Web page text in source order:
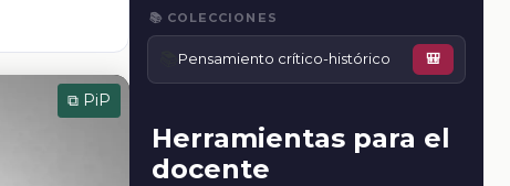
⧉ PiP
📚 COLECCIONES
Pensamiento crítico-histórico 🎒
Herramientas para el
docente